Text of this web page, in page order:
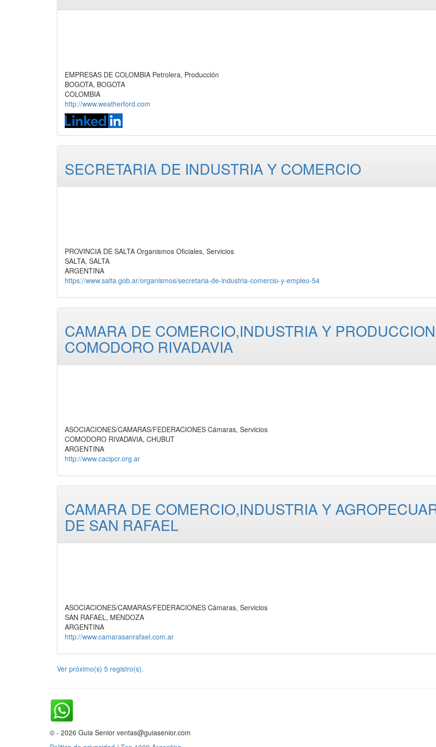
EMPRESAS DE COLOMBIA Petrolera, Producción
BOGOTA, BOGOTA
COLOMBIA
http://www.weatherford.com
SECRETARIA DE INDUSTRIA Y COMERCIO
PROVINCIA DE SALTA Organismos Oficiales, Servicios
SALTA, SALTA
ARGENTINA
https://www.salta.gob.ar/organismos/secretaria-de-industria-comercio-y-empleo-54
CAMARA DE COMERCIO,INDUSTRIA Y
COMODORO RIVADAVIA
ASOCIACIONES/CAMARAS/FEDERACIONES Cámaras, Servicios
COMODORO RIVADAVIA, CHUBUT
ARGENTINA
http://www.cacipcr.org.ar
CAMARA DE COMERCIO,INDUSTRIA Y
DE SAN RAFAEL
ASOCIACIONES/CAMARAS/FEDERACIONES Cámaras, Servicios
SAN RAFAEL, MENDOZA
ARGENTINA
http://www.camarasanrafael.com.ar
Ver próximo(s) 5 registro(s).
© - 2026 Guia Senior ventas@guiasenior.com